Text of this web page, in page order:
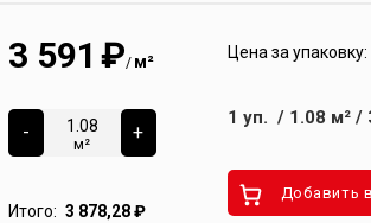
3 591 ₽/ м²
-
м²
+
Итого: 3 878,28₽
Цена за упаковку:
1 уп. / 1.08 м²/
Добавить